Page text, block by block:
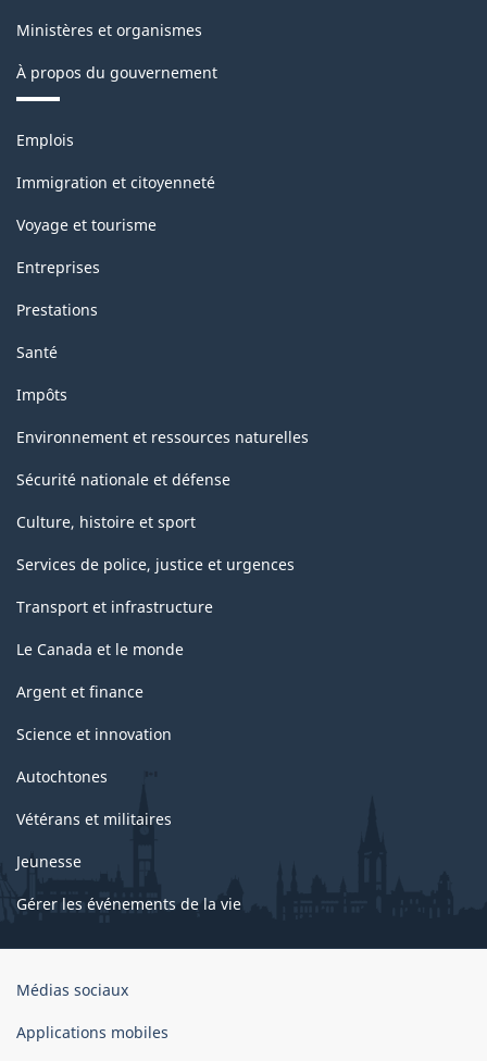
Ministères et organismes
À propos du gouvernement
Thèmes
sujets
Emplois
Immigration et citoyenneté
Voyage et tourisme
Entreprises
Prestations
Santé
Impôts
Environnement et ressources naturelles
Sécurité nationale et défense
Culture, histoire et sport
Services de police, justice et urgences
Transport et infrastructure
Le Canada et le monde
Argent et finance
Science et innovation
Autochtones
Vétérans et militaires
Jeunesse
Gérer les événements de la vie
Organisation
gouvernement
Médias sociaux
Applications mobiles